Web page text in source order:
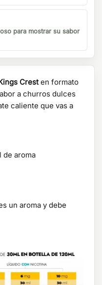
para mostrar su sabor
Cresten formato
a churros dulces
caliente que vas a
de aroma
un aroma y debe